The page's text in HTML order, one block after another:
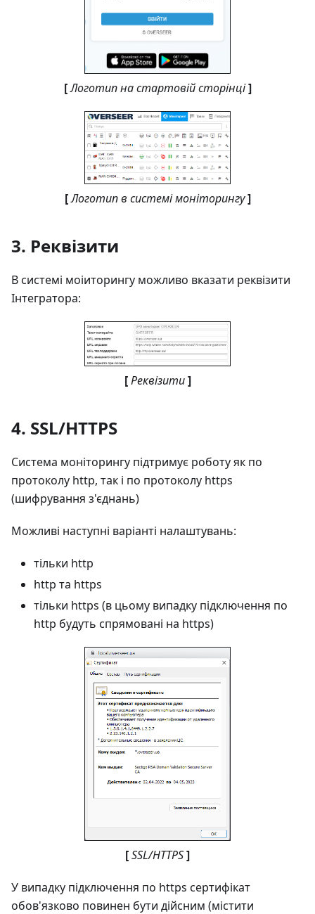
[Логотип на стартовій сторінці ]
[Логотип в системі моніторингу ]
3. Реквізити
В системі моіиторингу можливо вказати реквізити
Інтегратора:
[ Реквізити ]
4. SSL/HTTPS
Система моніторингу підтримує роботу як по
протоколу http, так і по протоколу https
(шифрування з'єднань)
Можливі наступні варіанті налаштувань:
тільки http
http та https
тільки https (в цьому випадку підключення по
http будуть спрямовані на https)
[SSL/HTTPS]
У випадку підключення по https сертифікат
обов'язково повинен бути дійсним (містити